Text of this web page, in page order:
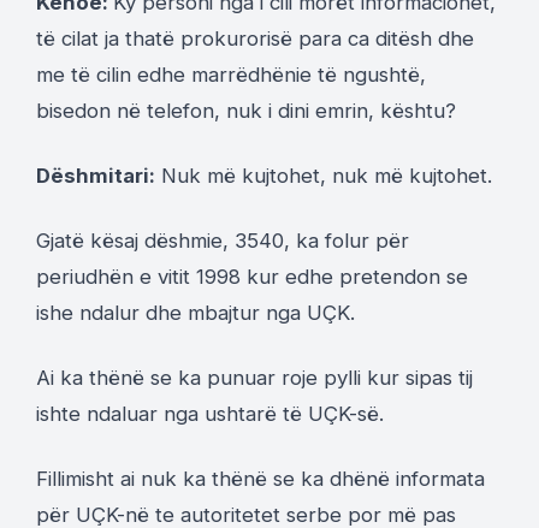
të cilat ja thatë prokurorisë para ca ditësh dhe
me të cilin edhe marrëdhënie të ngushtë,
bisedon në telefon, nuk i dini emrin, kështu?
Dëshmitari: Nuk më kujtohet, nuk më kujtohet.
Gjatë kësaj dëshmie, 3540, ka folur për
periudhën e vitit 1998 kur edhe pretendon se
ishe ndalur dhe mbajtur nga UÇK.
Ai ka thënë se ka punuar roje pylli kur sipas tij
ishte ndaluar nga ushtarë të UÇK-së.
Fillimisht ai nuk ka thënë se ka dhënë informata
për UÇK-në te autoritetet serbe por më pas